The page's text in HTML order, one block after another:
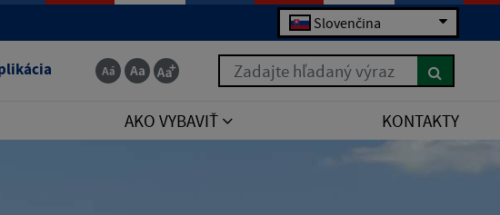
Slovenčina
Zadajte hľadaný výraz
AKO VYBAVIŤ KONTAKTY